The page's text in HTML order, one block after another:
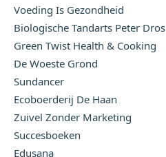
Voeding Is Gezondheid
Biologische Tandarts Peter Dros
Green Twist Health & Cooking
De Woeste Grond
Sundancer
Ecoboerderij De Haan
Zuivel Zonder Marketing
Succesboeken
Edusana